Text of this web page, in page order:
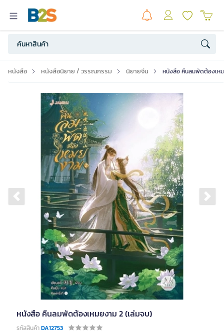
หนังสือ หนังสือนิยาย / วรรณกรรม นิยายจีน หนังสือ คืนลมพัดต้องเห
Previous slide
หนังสือ คืนลมพัดต้องเหมยงาม 2 (เล่มจบ)
รหัสสินค้าDA12753